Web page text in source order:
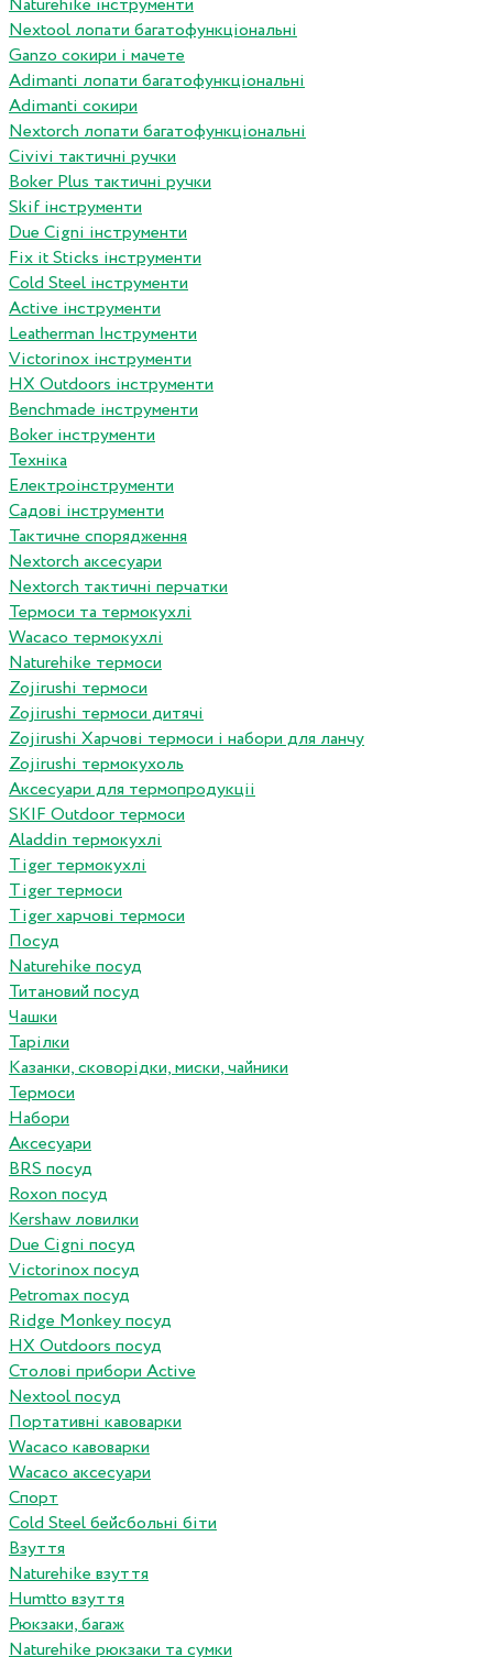
Naturehike інструменти
Nextool лопати багатофункціональні
Ganzo сокири і мачете
Adimanti лопати багатофункціональні
Adimanti сокири
Nextorch лопати багатофункціональні
Сivivi тактичні ручки
Boker Plus тактичні ручки
Skif інструменти
Due Cigni інструменти
Fix it Sticks інструменти
Сold Steel інструменти
Active інструменти
Leatherman Інструменти
Victorinox інструменти
HX Outdoors інструменти
Benchmade інструменти
Boker інструменти
Техніка
Електроінструменти
Садові інструменти
Тактичне спорядження
Nextorch аксесуари
Nextorch тактичні перчатки
Термоси та термокухлі
Wacaco термокухлі
Naturehike термоси
Zojirushi термоси
Zojirushi термоси дитячі
Zojirushi Харчові термоси і набори для ланчу
Zojirushi термокухоль
Аксесуари для термопродукціі
SKIF Outdoor термоси
Aladdin термокухлі
Tiger термокухлі
Tiger термоси
Tiger харчові термоси
Посуд
Naturehike посуд
Титановий посуд
Чашки
Тарілки
Казанки, сковорідки, миски, чайники
Термоси
Набори
Аксесуари
BRS посуд
Roxon посуд
Kershaw ловилки
Due Cigni посуд
Victorinox посуд
Petromax посуд
Ridge Monkey посуд
HX Outdoors посуд
Столові прибори Active
Nextool посуд
Портативні кавоварки
Wacaco кавоварки
Wacaco аксесуари
Спорт
Cold Steel бейсбольні біти
Взуття
Naturehike взуття
Humtto взуття
Рюкзаки, багаж
Naturehike рюкзаки та сумки